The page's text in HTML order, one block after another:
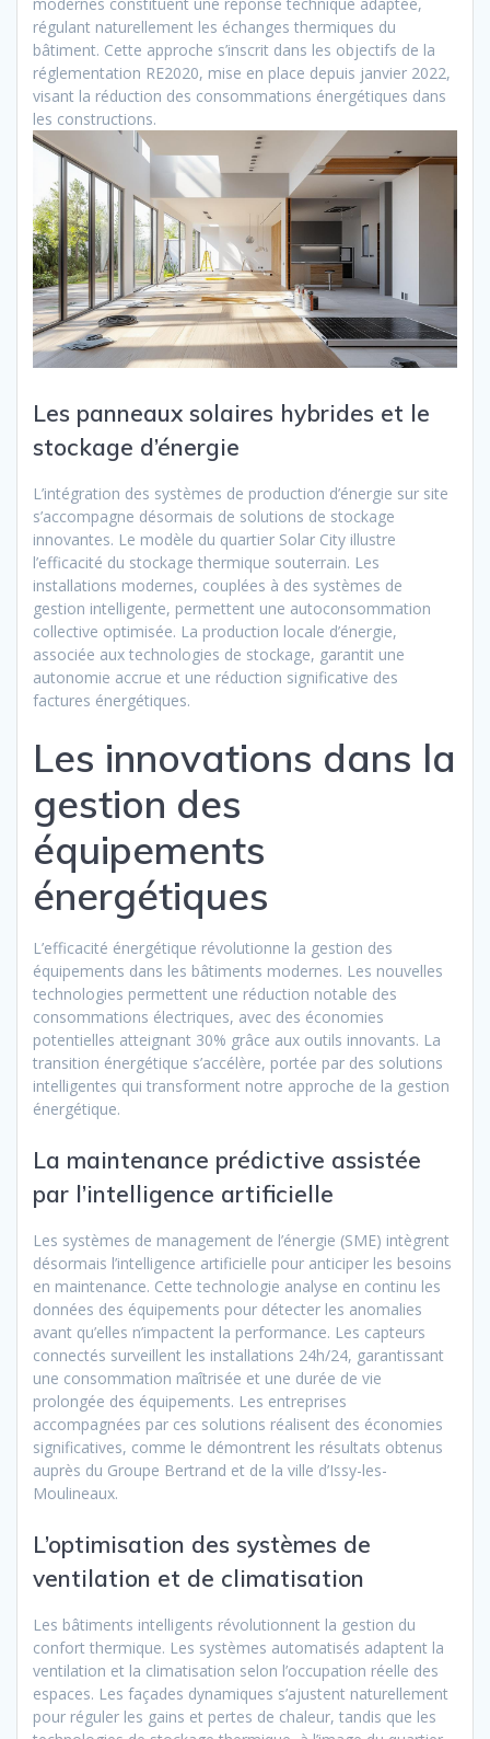
régulant naturellement les échanges thermiques du
bâtiment. Cette approche s’inscrit dans les objectifs de la
réglementation RE2020, mise en place depuis janvier 2022,
visant la réduction des consommations énergétiques dans
les constructions.
Les panneaux solaires hybrides et le
stockage d’énergie
L’intégration des systèmes de production d’énergie sur site
s’accompagne désormais de solutions de stockage
innovantes. Le modèle du quartier Solar City illustre
l’efficacité du stockage thermique souterrain. Les
installations modernes, couplées à des systèmes de
gestion intelligente, permettent une autoconsommation
collective optimisée. La production locale d’énergie,
associée aux technologies de stockage, garantit une
autonomie accrue et une réduction significative des
factures énergétiques.
Les innovations dans la
gestion des
équipements
énergétiques
L’efficacité énergétique révolutionne la gestion des
équipements dans les bâtiments modernes. Les nouvelles
technologies permettent une réduction notable des
consommations électriques, avec des économies
potentielles atteignant 30% grâce aux outils innovants. La
transition énergétique s’accélère, portée par des solutions
intelligentes qui transforment notre approche de la gestion
énergétique.
La maintenance prédictive assistée
par l’intelligence artificielle
Les systèmes de management de l’énergie (SME) intègrent
désormais l’intelligence artificielle pour anticiper les besoins
en maintenance. Cette technologie analyse en continu les
données des équipements pour détecter les anomalies
avant qu’elles n’impactent la performance. Les capteurs
connectés surveillent les installations 24h/24, garantissant
une consommation maîtrisée et une durée de vie
prolongée des équipements. Les entreprises
accompagnées par ces solutions réalisent des économies
significatives, comme le démontrent les résultats obtenus
auprès du Groupe Bertrand et de la ville d’Issy-les-
Moulineaux.
L’optimisation des systèmes de
ventilation et de climatisation
Les bâtiments intelligents révolutionnent la gestion du
confort thermique. Les systèmes automatisés adaptent la
ventilation et la climatisation selon l’occupation réelle des
espaces. Les façades dynamiques s’ajustent naturellement
pour réguler les gains et pertes de chaleur, tandis que les